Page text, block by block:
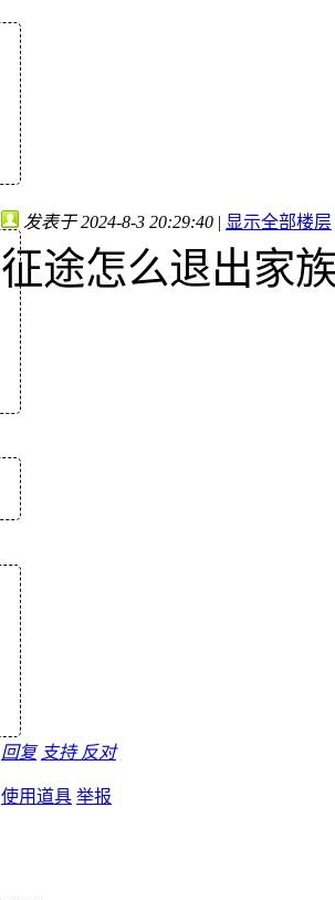
发表于 2024-8-3 20:29:40 | 显示全部楼层
征途怎么退出家
回复 支持 反对
使用道具 举报